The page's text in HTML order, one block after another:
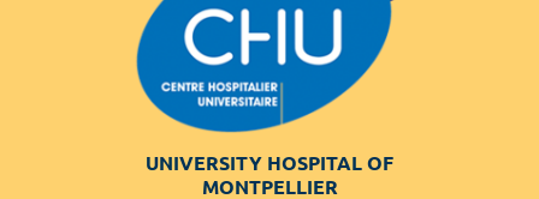
UNIVERSITY HOSPITAL OF
MONTPELLIER